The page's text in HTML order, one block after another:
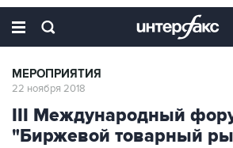
МЕРОПРИЯТИЯ
22 ноября 2018
III Международный
"Биржевой товарный